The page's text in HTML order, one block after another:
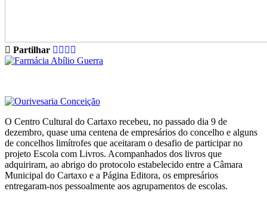
Partilhar
O Centro Cultural do Cartaxo recebeu, no passado dia 9 de
dezembro, quase uma centena de empresários do concelho e alguns
de concelhos limítrofes que aceitaram o desafio de participar no
projeto Escola com Livros. Acompanhados dos livros que
adquiriram, ao abrigo do protocolo estabelecido entre a Câmara
Municipal do Cartaxo e a Página Editora, os empresários
entregaram-nos pessoalmente aos agrupamentos de escolas.